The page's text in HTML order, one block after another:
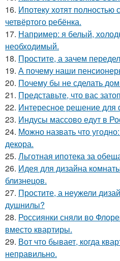
16. Ипотеку хотят
четвёртого ребёнка.
17. Например: я белый,
необходимый.
18. Простите, а зачем
19. А почему наши
20. Почему бы не сделать
21. Представьте, что вас
22. Интересное решение для
23. Индусы массово едут в
24. Можно назвать что
декора.
25. Льготная ипотека за
26. Идея для дизайна
близнецов.
27. Простите, а неужели
душнилы?
28. Россиянки сняли во
вместо квартиры.
29. Вот что бывает, когда
неправильно.